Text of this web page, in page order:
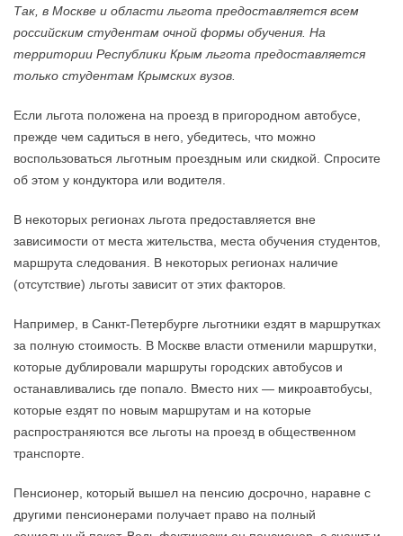
Так, в Москве и области льгота предоставляется всем
российским студентам очной формы обучения. На
территории Республики Крым льгота предоставляется
только студентам Крымских вузов.
Если льгота положена на проезд в пригородном автобусе,
прежде чем садиться в него, убедитесь, что можно
воспользоваться льготным проездным или скидкой. Спросите
об этом у кондуктора или водителя.
В некоторых регионах льгота предоставляется вне
зависимости от места жительства, места обучения студентов,
маршрута следования. В некоторых регионах наличие
(отсутствие) льготы зависит от этих факторов.
Например, в Санкт-Петербурге льготники ездят в маршрутках
за полную стоимость. В Москве власти отменили маршрутки,
которые дублировали маршруты городских автобусов и
останавливались где попало. Вместо них — микроавтобусы,
которые ездят по новым маршрутам и на которые
распространяются все льготы на проезд в общественном
транспорте.
Пенсионер, который вышел на пенсию досрочно, наравне с
другими пенсионерами получает право на полный